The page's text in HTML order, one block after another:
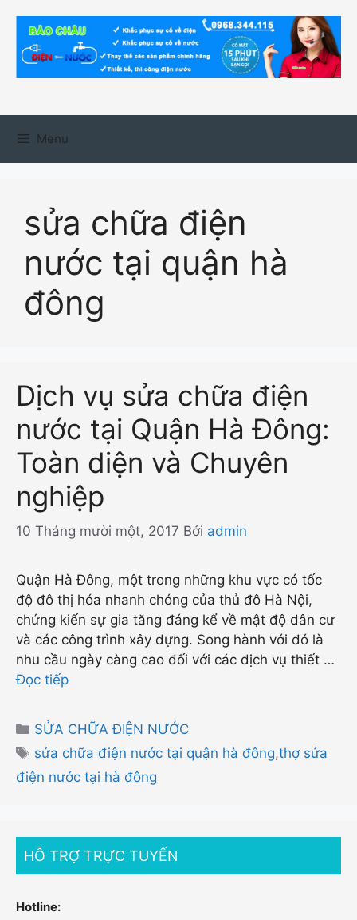
dung
Menu
sửa chữa điện
nước tại quận hà
đông
Dịch vụ sửa chữa điện
nước tại Quận Hà Đông:
Toàn diện và Chuyên
nghiệp
10 Tháng mười một, 2017 Bởi admin
Quận Hà Đông, một trong những khu vực có tốc
độ đô thị hóa nhanh chóng của thủ đô Hà Nội,
chứng kiến sự gia tăng đáng kể về mật độ dân cư
và các công trình xây dựng. Song hành với đó là
nhu cầu ngày càng cao đối với các dịch vụ thiết …
Đọc tiếp
Danh
mục
SỬA CHỮA ĐIỆN NƯỚC
Thẻ
sửa chữa điện nước tại quận hà đông,thợ sửa
điện nước tại hà đông
HỖ TRỢ TRỰC TUYẾN
Hotline: